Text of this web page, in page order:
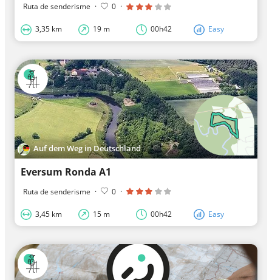
Ruta de senderisme · 0 ·
3,35 km 19 m 00h42 Easy
Auf dem Weg in Deutschland
Eversum Ronda A1
Ruta de senderisme · 0 ·
3,45 km 15 m 00h42 Easy